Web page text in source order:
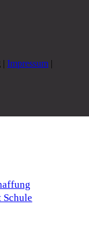
| Impressum |